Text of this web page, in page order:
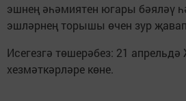
эшнең әһәмиятен югары бәяләү
эшләрнең торышы өчен зур
Исегезгә төшерәбез: 21
хезмәткәрләре көне.